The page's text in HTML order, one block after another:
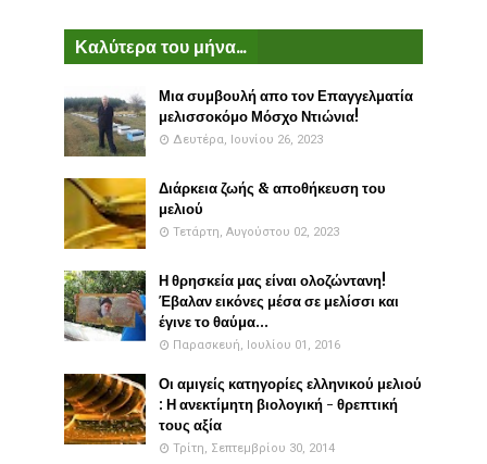
Καλύτερα του μήνα...
Μια συμβουλή απο τον Επαγγελματία
μελισσοκόμο Μόσχο Ντιώνια!
Δευτέρα, Ιουνίου 26, 2023
Διάρκεια ζωής & αποθήκευση του
μελιού
Τετάρτη, Αυγούστου 02, 2023
Η θρησκεία μας είναι ολοζώντανη!
Έβαλαν εικόνες μέσα σε μελίσσι και
έγινε το θαύμα...
Παρασκευή, Ιουλίου 01, 2016
Οι αμιγείς κατηγορίες ελληνικού μελιού
: Η ανεκτίμητη βιολογική - θρεπτική
τους αξία
Τρίτη, Σεπτεμβρίου 30, 2014